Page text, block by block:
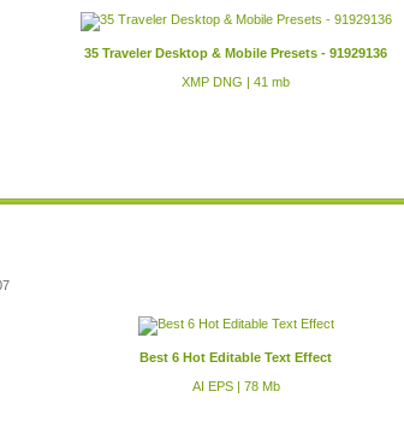
35 Traveler Desktop & Mobile Presets - 91929136
XMP DNG | 41 mb
Best 6 Hot Editable Text Effect
AI EPS | 78 Mb